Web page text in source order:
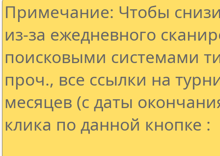
Примечание: Чтобы
из-за ежедневного
поисковыми системами
проч., все ссылки на
месяцев (с даты
клика по данной кнопке :